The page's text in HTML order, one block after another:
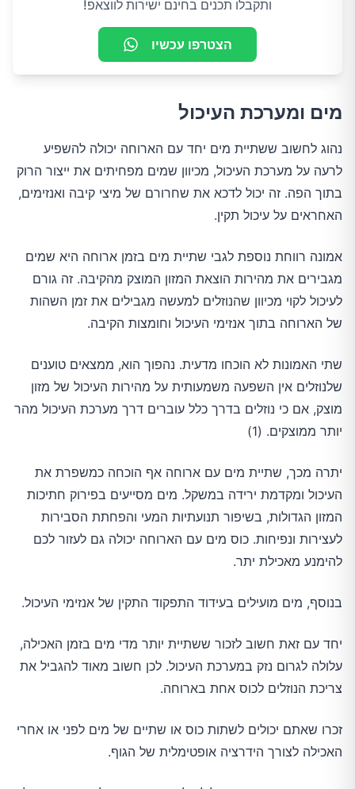
ותקבלו תכנים בחינם ישירות לווצאפ!
הצטרפו עכשיו
מים ומערכת העיכול
נהוג לחשוב ששתיית מים יחד עם הארוחה יכולה להשפיע
לרעה על מערכת העיכול, מכיוון שמים מפחיתים את ייצור הרוק
בתוך הפה. זה יכול לדכא את שחרורם של מיצי קיבה ואנזימים,
האחראים על עיכול תקין.
אמונה רווחת נוספת לגבי שתיית מים בזמן ארוחה היא שמים
מגבירים את מהירות הוצאת המזון המוצק מהקיבה. זה גורם
לעיכול לקוי מכיוון שהנוזלים למעשה מגבילים את זמן השהות
של הארוחה בתוך אנזימי העיכול וחומצות הקיבה.
שתי האמונות לא הוכחו מדעית. נהפוך הוא, ממצאים טוענים
שלנוזלים אין השפעה משמעותית על מהירות העיכול של מזון
מוצק, אם כי נוזלים בדרך כלל עוברים דרך מערכת העיכול מהר
יותר ממוצקים. (1)
יתרה מכך, שתיית מים עם ארוחה אף הוכחה כמשפרת את
העיכול ומקדמת ירידה במשקל. מים מסייעים בפירוק חתיכות
המזון הגדולות, בשיפור תנועתיות המעי והפחתת הסבירות
לעצירות ונפיחות. כוס מים עם הארוחה יכולה גם לעזור לכם
להימנע מאכילת יתר.
בנוסף, מים מועילים בעידוד התפקוד התקין של אנזימי העיכול.
יחד עם זאת חשוב לזכור ששתיית יותר מדי מים בזמן האכילה,
עלולה לגרום נזק במערכת העיכול. לכן חשוב מאוד להגביל את
צריכת הנוזלים לכוס אחת בארוחה.
זכרו שאתם יכולים לשתות כוס או שתיים של מים לפני או אחרי
האכילה לצורך הידרציה אופטימלית של הגוף.